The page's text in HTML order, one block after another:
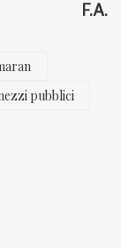
F.A.
pubblici